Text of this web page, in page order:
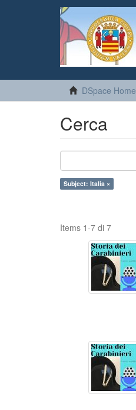
DSpace Home
Cerca
Subject: Italia ×
Items 1-7 di 7